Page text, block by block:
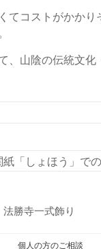
てコストがかか
、山陰の伝統文
「しょほう」で
法勝寺一式飾り
個人の方のご相談